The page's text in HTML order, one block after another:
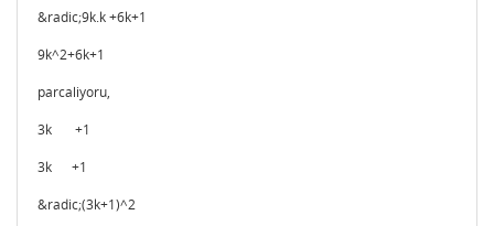
&radic;9k.k +6k+1
9k^2+6k+1
parcaliyoru,
3k +1
3k +1
&radic;(3k+1)^2